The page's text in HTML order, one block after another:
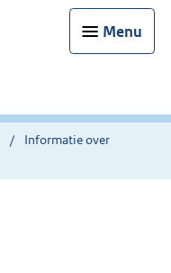
Menu
Informatie over